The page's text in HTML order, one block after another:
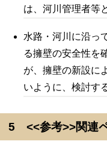
は、河川管理者等
水路・河川に沿っ
る擁壁の安全性を
が、擁壁の新設に
いように、検討す
5 <<参考>>関連